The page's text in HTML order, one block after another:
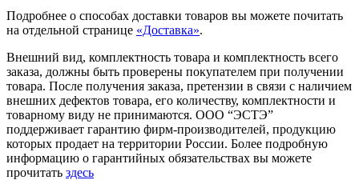
Подробнее о способах доставки товаров вы можете почитать
на отдельной странице «Доставка».
Внешний вид, комплектность товара и комплектность всего
заказа, должны быть проверены покупателем при получении
товара. После получения заказа, претензии в связи с наличием
внешних дефектов товара, его количеству, комплектности и
товарному виду не принимаются. ООО “ЭСТЭ”
поддерживает гарантию фирм-производителей, продукцию
которых продает на территории России. Более подробную
информацию о гарантийных обязательствах вы можете
прочитать здесь